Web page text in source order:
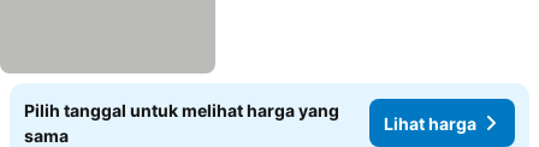
Pilih tanggal untuk melihat harga yang
sama
Lihat harga